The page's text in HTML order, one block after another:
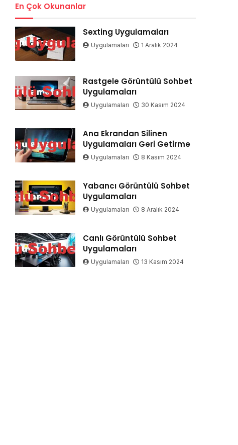
En Çok Okunanlar
Sexting Uygulamaları
Uygulamaları 1 Aralık 2024
Rastgele Görüntülü Sohbet
Uygulamaları
Uygulamaları 30 Kasım 2024
Ana Ekrandan Silinen
Uygulamaları Geri Getirme
Uygulamaları 8 Kasım 2024
Yabancı Görüntülü Sohbet
Uygulamaları
Uygulamaları 8 Aralık 2024
Canlı Görüntülü Sohbet
Uygulamaları
Uygulamaları 13 Kasım 2024